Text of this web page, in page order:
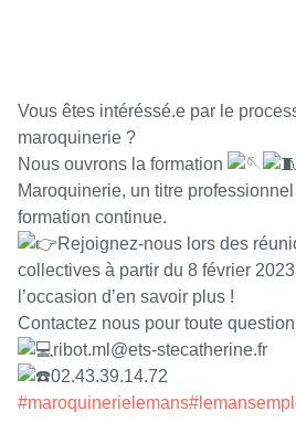
Vous êtes intéréssé.e par le
maroquinerie ?
Nous ouvrons la formation
Maroquinerie, un titre
formation continue.
Rejoignez-nous lors des
collectives à partir du 8 février
l’occasion d’en savoir plus !
Contactez nous pour toute question
ribot.ml@ets-stecatherine.fr
02.43.39.14.72
#maroquinerielemans